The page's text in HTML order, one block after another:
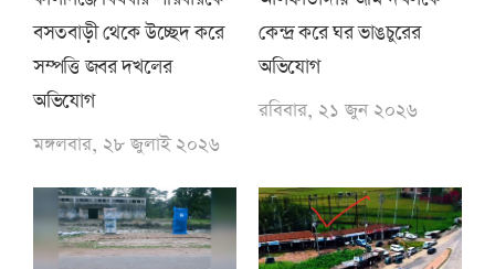
বসতবাড়ী থেকে উচ্ছেদ করে
সম্পত্তি জবর দখলের
অভিযোগ
মঙ্গলবার, ২৮ জুলাই ২০২৬
কেন্দ্র করে ঘর ভাঙচুরের
অভিযোগ
রবিবার, ২১ জুন ২০২৬